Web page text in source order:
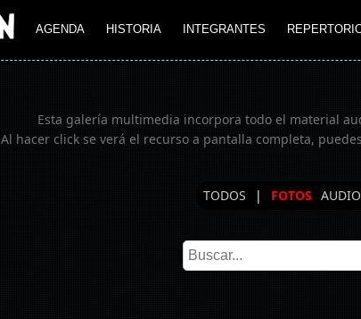
AGENDA HISTORIA INTEGRANTES
Esta galería multimedia incorpora todo el material
Al hacer click se verá el recurso a pantalla completa,
TODOS | FOTOS